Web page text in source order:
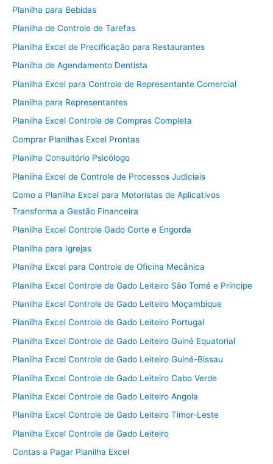
Planilha para Bebidas
Planilha de Controle de Tarefas
Planilha Excel de Precificação para Restaurantes
Planilha de Agendamento Dentista
Planilha Excel para Controle de Representante Comercial
Planilha para Representantes
Planilha Excel Controle de Compras Completa
Comprar Planilhas Excel Prontas
Planilha Consultório Psicólogo
Planilha Excel de Controle de Processos Judiciais
Como a Planilha Excel para Motoristas de Aplicativos
Transforma a Gestão Financeira
Planilha Excel Controle Gado Corte e Engorda
Planilha para Igrejas
Planilha Excel para Controle de Oficina Mecânica
Planilha Excel Controle de Gado Leiteiro São Tomé e Príncipe
Planilha Excel Controle de Gado Leiteiro Moçambique
Planilha Excel Controle de Gado Leiteiro Portugal
Planilha Excel Controle de Gado Leiteiro Guiné Equatorial
Planilha Excel Controle de Gado Leiteiro Guiné-Bissau
Planilha Excel Controle de Gado Leiteiro Cabo Verde
Planilha Excel Controle de Gado Leiteiro Angola
Planilha Excel Controle de Gado Leiteiro Timor-Leste
Planilha Excel Controle de Gado Leiteiro
Contas a Pagar Planilha Excel